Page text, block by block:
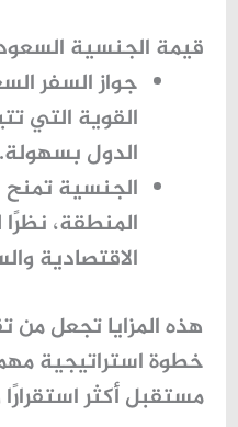
قيمة الجنسية
جواز السفر
القوية التي
الدول بسهولة.
الجنسية
المنطقة،
الاقتصادية
هذه المزايا تجعل
خطوة استراتيجية
مستقبل أكثر